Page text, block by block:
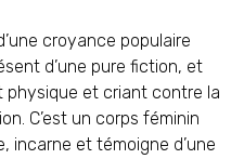
croyance populaire
d’une pure fiction, et
physique et criant contre la
C’est un corps féminin
incarne et témoigne d’une